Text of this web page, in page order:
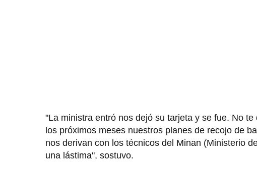
"La ministra entró nos dejó su tarjeta y se fue. No
los próximos meses nuestros planes de recojo de
nos derivan con los técnicos del Minan (Ministerio
una lástima", sostuvo.